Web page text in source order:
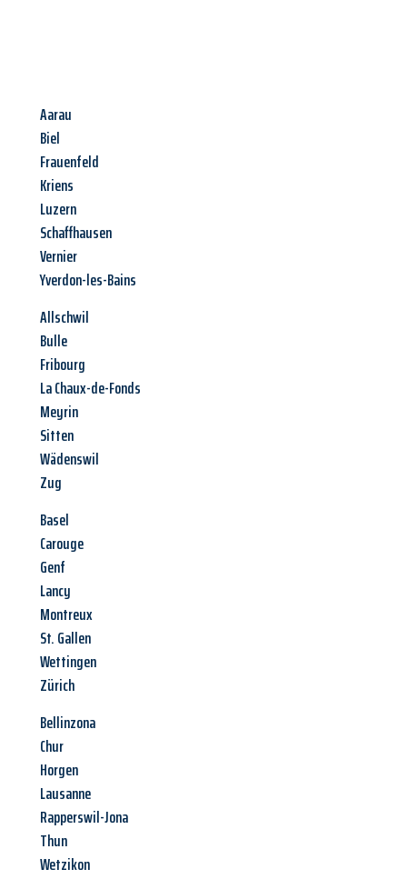
Aarau
Biel
Frauenfeld
Kriens
Luzern
Schaffhausen
Vernier
Yverdon-les-Bains
Allschwil
Bulle
Fribourg
La Chaux-de-Fonds
Meyrin
Sitten
Wädenswil
Zug
Basel
Carouge
Genf
Lancy
Montreux
St. Gallen
Wettingen
Zürich
Bellinzona
Chur
Horgen
Lausanne
Rapperswil-Jona
Thun
Wetzikon